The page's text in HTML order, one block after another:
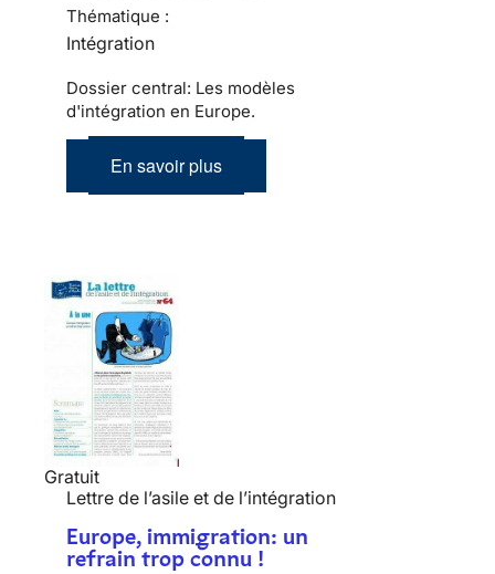
Thématique :
Intégration
Dossier central: Les modèles
d'intégration en Europe.
En savoir plus
Gratuit
Lettre de l’asile et de l’intégration
Europe, immigration: un
refrain trop connu !